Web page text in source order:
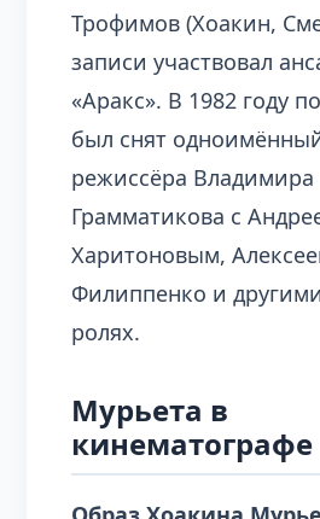
Трофимов (Хоакин,
записи участвовал
«Аракс». В 1982 году
был снят
режиссёра Владимира
Грамматикова с
Харитоновым,
Филиппенко и
ролях.
Мурьета в
кинематографе